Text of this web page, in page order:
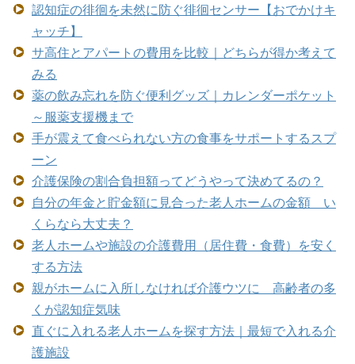
認知症の徘徊を未然に防ぐ徘徊センサー【おでかけキ
ャッチ】
サ高住とアパートの費用を比較｜どちらが得か考えて
みる
薬の飲み忘れを防ぐ便利グッズ｜カレンダーポケット
～服薬支援機まで
手が震えて食べられない方の食事をサポートするスプ
ーン
介護保険の割合負担額ってどうやって決めてるの？
自分の年金と貯金額に見合った老人ホームの金額 い
くらなら大丈夫？
老人ホームや施設の介護費用（居住費・食費）を安く
する方法
親がホームに入所しなければ介護ウツに 高齢者の多
くが認知症気味
直ぐに入れる老人ホームを探す方法｜最短で入れる介
護施設